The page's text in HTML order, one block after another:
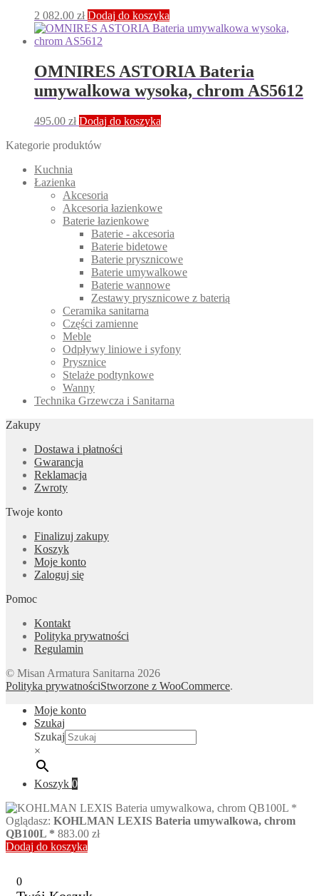
2 082.00 zł Dodaj do koszyka
OMNIRES ASTORIA Bateria
umywalkowa wysoka, chrom AS5612
495.00 zł Dodaj do koszyka
Kategorie produktów
Kuchnia
Łazienka
Akcesoria
Akcesoria łazienkowe
Baterie łazienkowe
Baterie - akcesoria
Baterie bidetowe
Baterie prysznicowe
Baterie umywalkowe
Baterie wannowe
Zestawy prysznicowe z baterią
Ceramika sanitarna
Części zamienne
Meble
Odpływy liniowe i syfony
Prysznice
Stelaże podtynkowe
Wanny
Technika Grzewcza i Sanitarna
Zakupy
Dostawa i płatności
Gwarancja
Reklamacja
Zwroty
Twoje konto
Finalizuj zakupy
Koszyk
Moje konto
Zaloguj się
Pomoc
Kontakt
Polityka prywatności
Regulamin
© Misan Armatura Sanitarna 2026
Polityka prywatnościStworzone z WooCommerce.
Moje konto
Szukaj
Szukaj
×
Koszyk 0
Oglądasz: KOHLMAN LEXIS Bateria umywalkowa, chrom
QB100L * 883.00 zł
Dodaj do koszyka
0